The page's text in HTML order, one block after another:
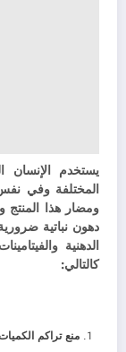
يستخدم الإنسان
المختلفة وفي
ومضار هذا المنتج
دهون نباتية
الدهنية
كالتالي:
منع تراكم